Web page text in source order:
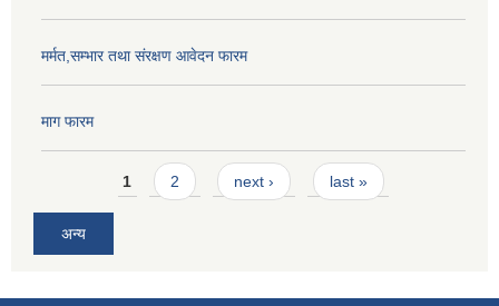
मर्मत,सम्भार तथा संरक्षण आवेदन फारम
माग फारम
Pages1 2 next › last »
अन्य